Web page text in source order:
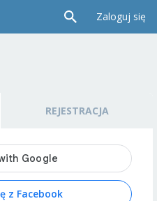
Zaloguj się
REJESTRACJA
z Facebook